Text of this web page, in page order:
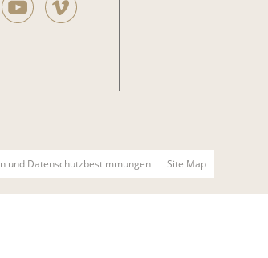
und Datenschutzbestimmungen Site Map